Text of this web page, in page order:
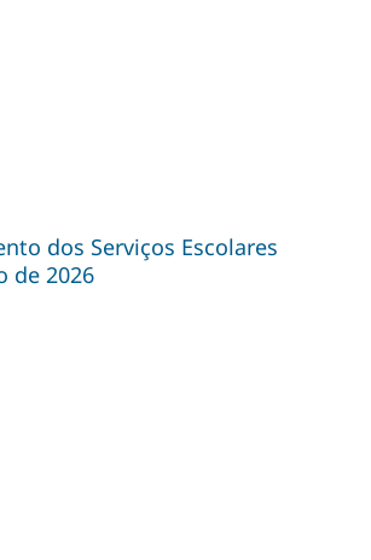
dos Serviços Escolares
de 2026